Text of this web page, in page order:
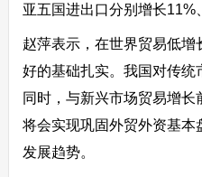
亚五国进出口分别增长11%
赵萍表示，在世界贸易低增
好的基础扎实。我国对传统
同时，与新兴市场贸易增
将会实现巩固外贸外资基本
发展趋势。